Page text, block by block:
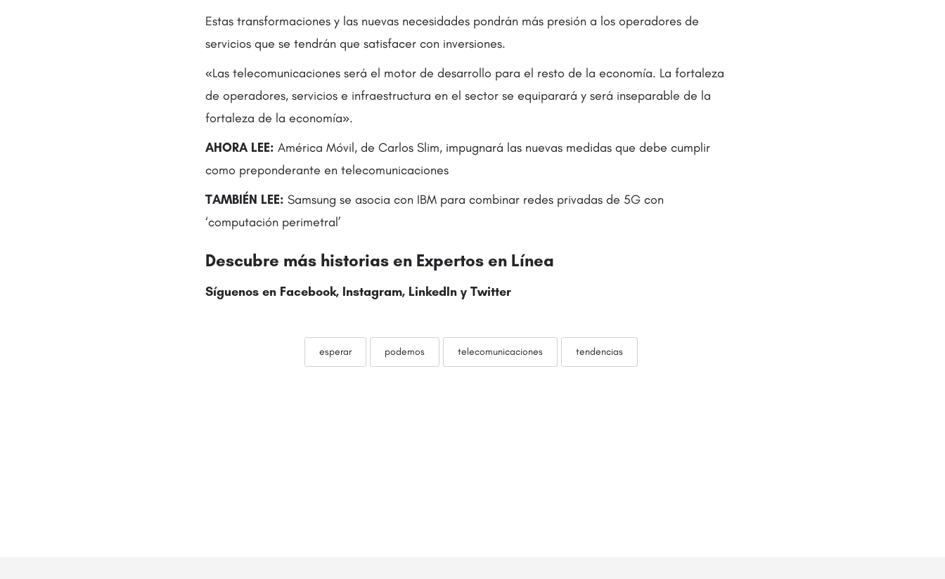
Estas transformaciones y las nuevas necesidades pondrán más presión a los operadores de
servicios que se tendrán que satisfacer con inversiones.
«Las telecomunicaciones será el motor de desarrollo para el resto de la economía. La fortaleza
de operadores, servicios e infraestructura en el sector se equiparará y será inseparable de la
fortaleza de la economía».
AHORA LEE: América Móvil, de Carlos Slim, impugnará las nuevas medidas que debe cumplir
como preponderante en telecomunicaciones
TAMBIÉN LEE: Samsung se asocia con IBM para combinar redes privadas de 5G con
‘computación perimetral’
Descubre más historias en Expertos en Línea
Síguenos en Facebook, Instagram, LinkedIn y Twitter
esperar podemos telecomunicaciones tendencias